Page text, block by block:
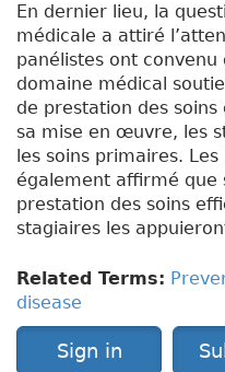
En dernier lieu, la
médicale a attiré
panélistes ont
domaine médical
de prestation des
sa mise en œuvre, les
les soins primaires. Les
également affirmé que
prestation des soins
stagiaires les
Related Terms:
disease
Sign in